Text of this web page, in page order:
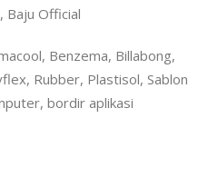
Baju Official
Benzema, Billabong,
Rubber, Plastisol, Sablon
bordir aplikasi